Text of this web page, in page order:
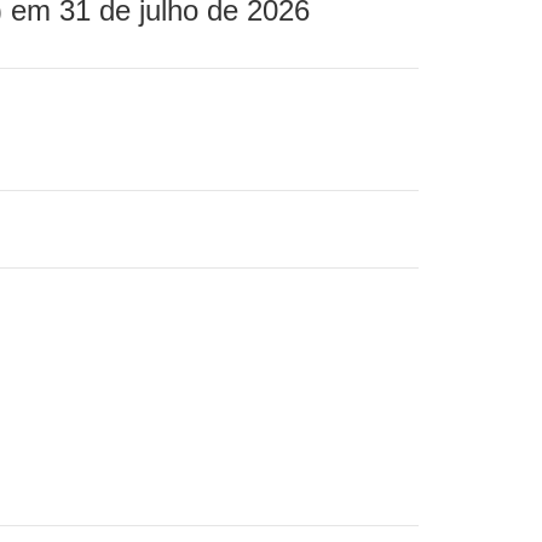
31 de julho de 2026